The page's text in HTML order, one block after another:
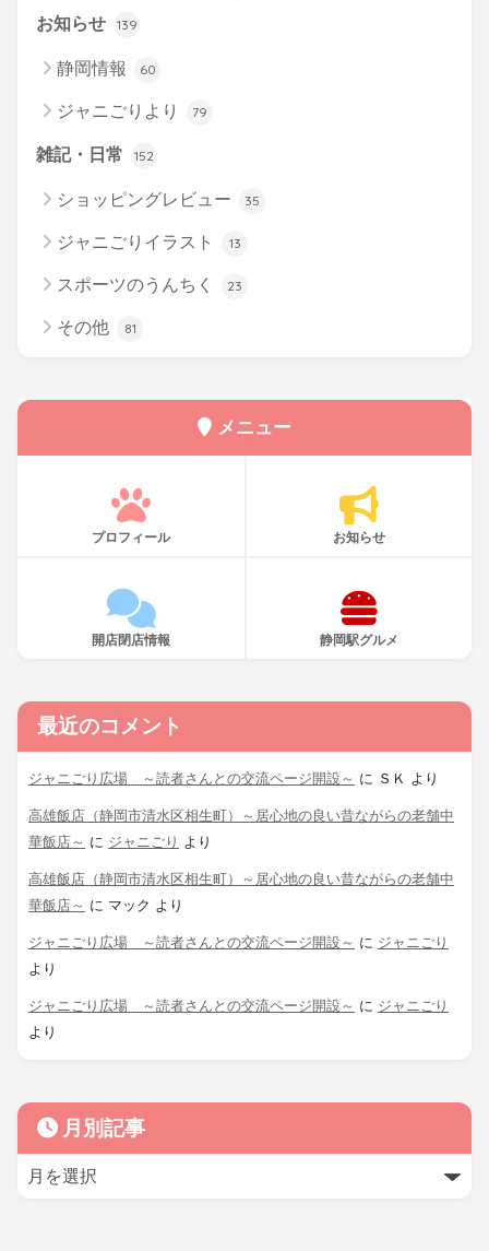
お知らせ 139
静岡情報 60
ジャニごりより 79
雑記・日常 152
ショッピングレビュー 35
ジャニごりイラスト 13
スポーツのうんちく 23
その他 81
メニュー
プロフィール お知らせ
開店閉店情報 静岡駅グルメ
最近のコメント
ジャニごり広場 ～読者さんとの交流ページ開設～ に ＳＫ より
高雄飯店（静岡市清水区相生町）～居心地の良い昔ながらの老舗中
華飯店～ に ジャニごり より
高雄飯店（静岡市清水区相生町）～居心地の良い昔ながらの老舗中
華飯店～ に マック より
ジャニごり広場 ～読者さんとの交流ページ開設～ に ジャニごり
より
ジャニごり広場 ～読者さんとの交流ページ開設～ に ジャニごり
より
月別記事